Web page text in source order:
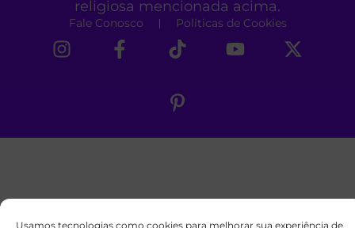
Usamos tecnologias como cookies para melhorar sua experiência de
religiosa mencionada acima.
Fale Conosco Políticas de Cookies